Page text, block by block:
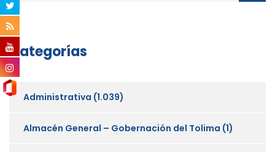
Categorías
Administrativa (1.039)
Almacén General – Gobernación del Tolima (1)